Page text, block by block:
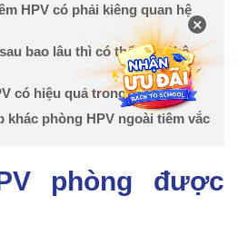
HPV có phải kiêng quan hệ
bao lâu thì có thể quan hệ
có hiệu quả trong bao lâu?
khác phòng HPV ngoài tiêm vắc
phòng được
×